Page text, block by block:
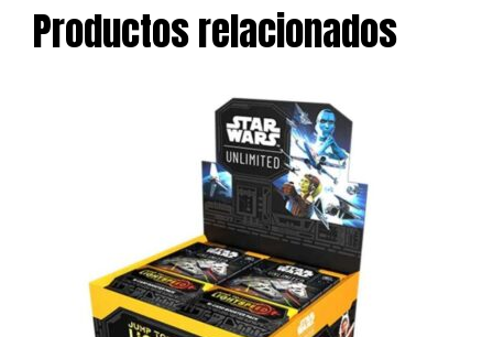
Productos relacionados